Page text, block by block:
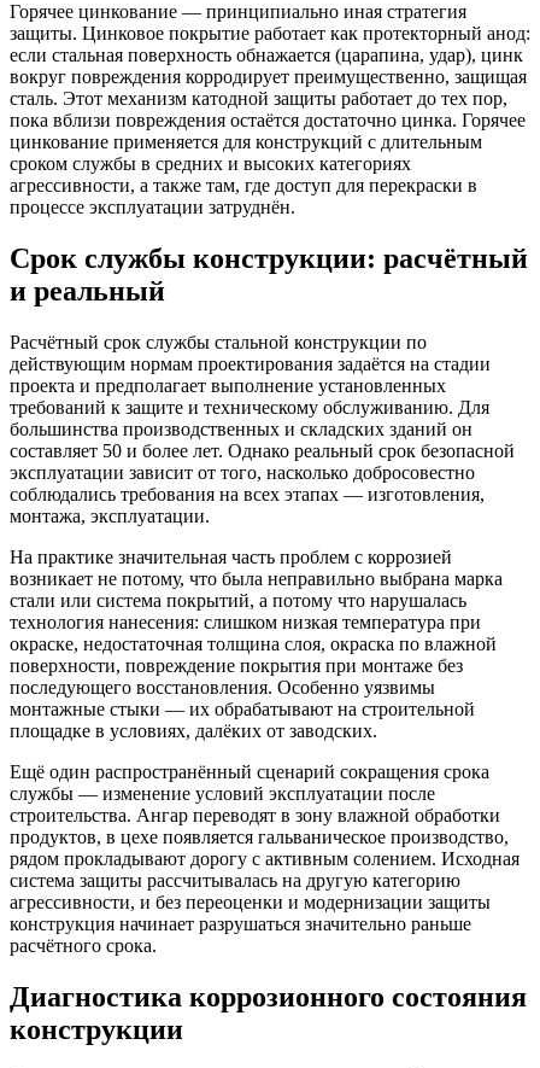
Горячее цинкование — принципиально иная стратегия
защиты. Цинковое покрытие работает как протекторный анод:
если стальная поверхность обнажается (царапина, удар), цинк
вокруг повреждения корродирует преимущественно, защищая
сталь. Этот механизм катодной защиты работает до тех пор,
пока вблизи повреждения остаётся достаточно цинка. Горячее
цинкование применяется для конструкций с длительным
сроком службы в средних и высоких категориях
агрессивности, а также там, где доступ для перекраски в
процессе эксплуатации затруднён.
Срок службы конструкции: расчётный
и реальный
Расчётный срок службы стальной конструкции по
действующим нормам проектирования задаётся на стадии
проекта и предполагает выполнение установленных
требований к защите и техническому обслуживанию. Для
большинства производственных и складских зданий он
составляет 50 и более лет. Однако реальный срок безопасной
эксплуатации зависит от того, насколько добросовестно
соблюдались требования на всех этапах — изготовления,
монтажа, эксплуатации.
На практике значительная часть проблем с коррозией
возникает не потому, что была неправильно выбрана марка
стали или система покрытий, а потому что нарушалась
технология нанесения: слишком низкая температура при
окраске, недостаточная толщина слоя, окраска по влажной
поверхности, повреждение покрытия при монтаже без
последующего восстановления. Особенно уязвимы
монтажные стыки — их обрабатывают на строительной
площадке в условиях, далёких от заводских.
Ещё один распространённый сценарий сокращения срока
службы — изменение условий эксплуатации после
строительства. Ангар переводят в зону влажной обработки
продуктов, в цехе появляется гальваническое производство,
рядом прокладывают дорогу с активным солением. Исходная
система защиты рассчитывалась на другую категорию
агрессивности, и без переоценки и модернизации защиты
конструкция начинает разрушаться значительно раньше
расчётного срока.
Диагностика коррозионного состояния
конструкции